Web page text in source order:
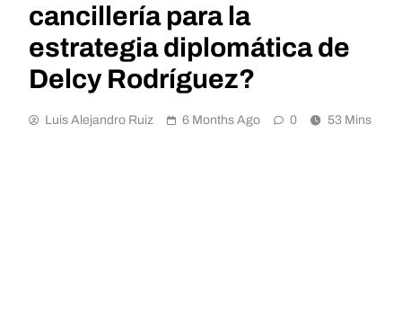
cancillería para la
estrategia diplomática de
Delcy Rodríguez?
Luis Alejandro Ruiz 6 Months Ago 0 53 Mins